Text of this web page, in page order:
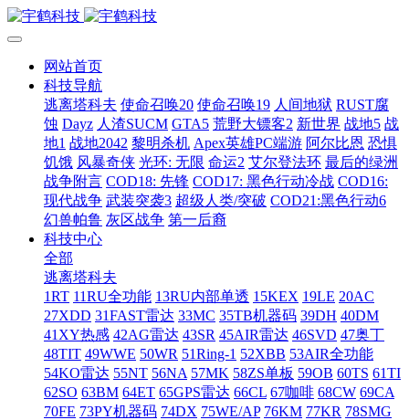
网站首页
科技导航
逃离塔科夫 使命召唤20 使命召唤19 人间地狱 RUST腐
蚀 Dayz 人渣SUCM GTA5 荒野大镖客2 新世界 战地5 战
地1 战地2042 黎明杀机 Apex英雄PC端游 阿尔比恩 恐惧
饥饿 风暴奇侠 光环: 无限 命运2 艾尔登法环 最后的绿洲
战争附言 COD18: 先锋 COD17: 黑色行动冷战 COD16:
现代战争 武装突袭3 超级人类/突破 COD21:黑色行动6
幻兽帕鲁 灰区战争 第一后裔
科技中心
全部
逃离塔科夫
1RT 11RU全功能 13RU内部单透 15KEX 19LE 20AC
27XDD 31FAST雷达 33MC 35TB机器码 39DH 40DM
41XY热感 42AG雷达 43SR 45AIR雷达 46SVD 47奥丁
48TIT 49WWE 50WR 51Ring-1 52XBB 53AIR全功能
54KO雷达 55NT 56NA 57MK 58ZS单板 59OB 60TS 61TI
62SO 63BM 64ET 65GPS雷达 66CL 67咖啡 68CW 69CA
70FE 73PY机器码 74DX 75WE/AP 76KM 77KR 78SMG